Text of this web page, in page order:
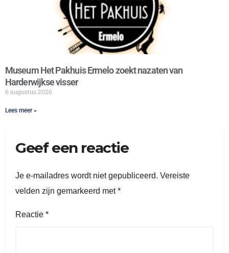
Museum Het Pakhuis Ermelo zoekt nazaten van
Harderwijkse visser
6 augustus 2026
Lees meer »
Geef een reactie
Je e-mailadres wordt niet gepubliceerd. Vereiste
velden zijn gemarkeerd met*
Reactie *